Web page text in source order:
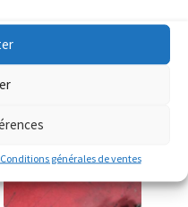
Conditions générales de ventes